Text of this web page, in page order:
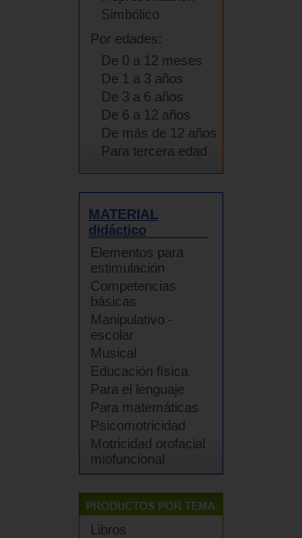
Simbólico
Por edades:
De 0 a 12 meses
De 1 a 3 años
De 3 a 6 años
De 6 a 12 años
De más de 12 años
Para tercera edad
MATERIAL
didáctico
Elementos para
estimulación
Competencias
básicas
Manipulativo -
escolar
Musical
Educación física
Para el lenguaje
Para matemáticas
Psicomotricidad
Motricidad orofacial
miofuncional
Libros